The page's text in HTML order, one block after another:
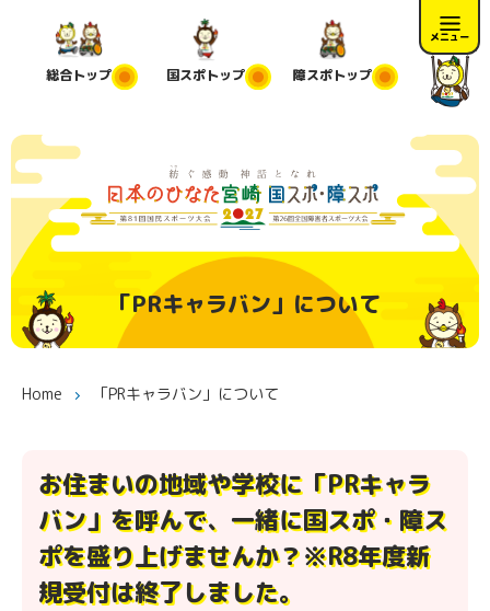
メニュー
総合トップ 国スポトップ 障スポトップ
「PRキャラバン」について
Home 「PRキャラバン」について
お住まいの地域や学校に「PRキャラ
バン」を呼んで、一緒に国スポ・障ス
ポを盛り上げませんか？※R8年度新
規受付は終了しました。